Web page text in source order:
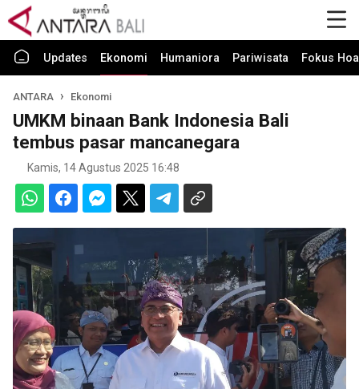
Updates Ekonomi Humaniora Pariwisata Fokus
ANTARA Ekonomi
UMKM binaan Bank Indonesia Bali
tembus pasar mancanegara
Kamis, 14 Agustus 2025 16:48